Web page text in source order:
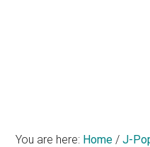
You are here: Home / J-